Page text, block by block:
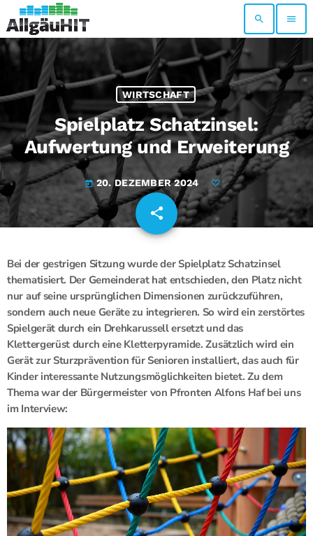
search menu
WIRTSCHAFT
Spielplatz Schatzinsel:
Aufwertung und Erweiterung
today 20. DEZEMBER 2024
share
email
Bei der gestrigen Sitzung wurde der Spielplatz Schatzinsel
thematisiert. Der Gemeinderat hat entschieden, den Platz nicht
nur auf seine ursprünglichen Dimensionen zurückzuführen,
sondern auch neue Geräte zu integrieren. So wird ein zerstörtes
Spielgerät durch ein Drehkarussell ersetzt und das
Klettergerüst durch eine Kletterpyramide. Zusätzlich wird ein
Gerät zur Sturzprävention für Senioren installiert, das auch für
Kinder interessante Nutzungsmöglichkeiten bietet. Zu dem
Thema war der Bürgermeister von Pfronten Alfons Haf bei uns
im Interview: